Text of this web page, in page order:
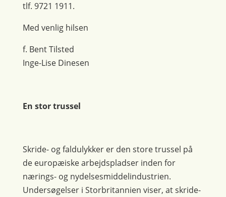
tlf. 9721 1911.
Med venlig hilsen
f. Bent Tilsted
Inge-Lise Dinesen
En stor trussel
Skride- og faldulykker er den store trussel på
de europæiske arbejdspladser inden for
nærings- og nydelsesmiddelindustrien.
Undersøgelser i Storbritannien viser, at skride-